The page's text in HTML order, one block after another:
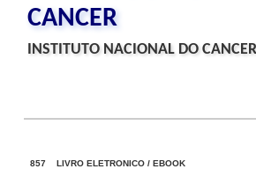
CANCER
INSTITUTO NACIONAL DO
857 LIVRO ELETRONICO / EBOOK